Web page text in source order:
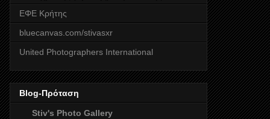
ΕΦΕ Κρήτης
bluecanvas.com/stivasxr
United Photographers International
Blog-Πρόταση
Stiv's Photo Gallery